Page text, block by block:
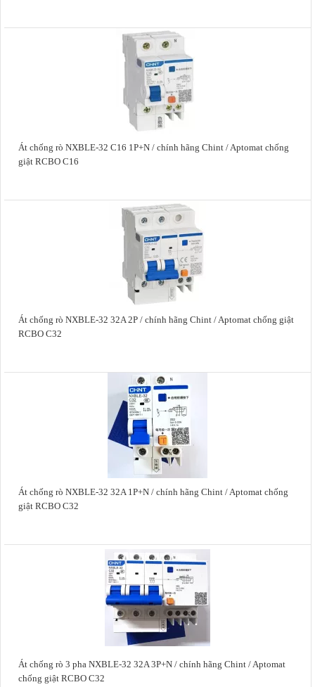
Át chống rò NXBLE-32 C16 1P+N / chính hãng Chint / Aptomat chống
giật RCBO C16
Át chống rò NXBLE-32 32A 2P / chính hãng Chint / Aptomat chống giật
RCBO C32
Át chống rò NXBLE-32 32A 1P+N / chính hãng Chint / Aptomat chống
giật RCBO C32
Át chống rò 3 pha NXBLE-32 32A 3P+N / chính hãng Chint / Aptomat
chống giật RCBO C32